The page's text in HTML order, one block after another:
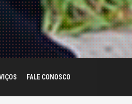
FALE CONOSCO